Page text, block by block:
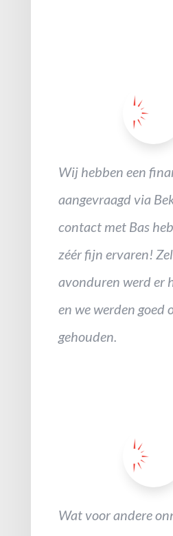
Wij hebben een
aangevraagd via
contact met Bas
zéér fijn ervaren!
avonduren werd er
en we werden goed
gehouden.
Wat voor andere